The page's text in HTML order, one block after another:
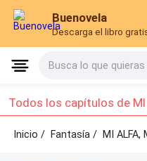
Buenovela
Descarga el libro
Busca lo que quieras
Inicio / Fantasía/MI ALFA,